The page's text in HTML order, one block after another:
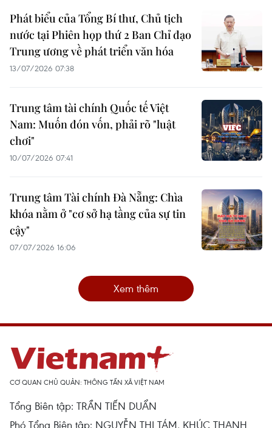
Phát biểu của Tổng Bí thư, Chủ tịch
nước tại Phiên họp thứ 2 Ban Chỉ đạo
Trung ương về phát triển văn hóa
13/07/2026 07:38
Trung tâm tài chính Quốc tế Việt
Nam: Muốn đón vốn, phải rõ "luật
chơi"
10/07/2026 07:41
Trung tâm Tài chính Đà Nẵng: Chìa
khóa nằm ở "cơ sở hạ tầng của sự tin
cậy"
07/07/2026 16:06
Xem thêm
CƠ QUAN CHỦ QUẢN: THÔNG TẤN XÃ VIỆT NAM
Tổng Biên tập: TRẦN TIẾN DUẨN
Phó Tổng Biên tập: NGUYỄN THỊ TÁM, KHÚC THANH